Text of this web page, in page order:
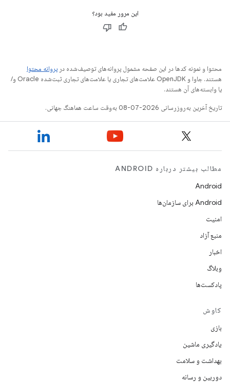
این مرور مفید بود؟
محتوا و نمونه کدها در این صفحه مشمول پروانه‌های توصیف‌شده در پروانه محتوا
هستند. جاوا و OpenJDK علامت‌های تجاری یا علامت‌های تجاری ثبت‌شده Oracle و/
یا وابسته‌های آن هستند.
تاریخ آخرین به‌روزرسانی 2026-07-08 به‌وقت ساعت هماهنگ جهانی.
مطالب بیشتر درباره ANDROID
Android
Android برای سازمان‌ها
امنیت
منبع آزاد
اخبار
وبلاگ
پادکست‌ها
کاوش
بازی
یادگیری ماشین
بهداشت و سلامت
دوربین و رسانه